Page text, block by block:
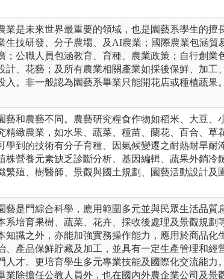
業是未來世界最重要的領域，也是園藝系學生的擅
生技研發、分子農場、及AI農業；國際農業包涵貿
；公職人員包涵教育、育種、農業政策；自行創業
計、花藝；及所有農業相關產業如採後保鮮、加工
入。非一般認為園藝系畢業只能開花店或種植蔬果。
藝和農藝不同。農藝研究糧食作物如稻米、大豆、
精緻農業，如水果、蔬菜、種苗、蘭花、百合、草
學到的技術有分子育種、因氣候變遷之耐熱耐旱耐
株營養元素缺乏診斷分析、基因編輯、蔬果外銷冷
繁殖、樹醫師、景觀與國土規劃、園藝活動設計及
藝是門綜合科學，應用範圍多元並與民眾生活品質
系培育果樹、蔬菜、花卉、採收後處理及景觀規劃
知識之外，亦能加強實務操作能力，應用於商品化
、產品保鮮貯藏及加工，並具有一定生產管理和經
人才。更培育學生多元專業技能及國際化交流能力
業除擔任公教人員外，也在國內外農企業公司及景